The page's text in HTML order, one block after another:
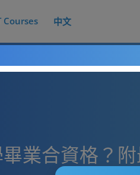
Courses 中文
畢業合資格？